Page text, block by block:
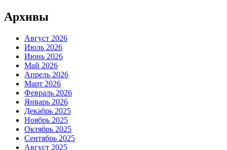
Архивы
Август 2026
Июль 2026
Июнь 2026
Май 2026
Апрель 2026
Март 2026
Февраль 2026
Январь 2026
Декабрь 2025
Ноябрь 2025
Октябрь 2025
Сентябрь 2025
Август 2025